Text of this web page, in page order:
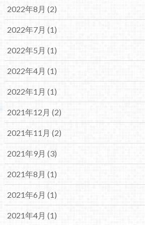
2022年8月 (2)
2022年7月 (1)
2022年5月 (1)
2022年4月 (1)
2022年1月 (1)
2021年12月 (2)
2021年11月 (2)
2021年9月 (3)
2021年8月 (1)
2021年6月 (1)
2021年4月 (1)